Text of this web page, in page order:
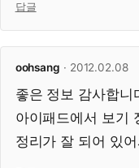
답글
oohsang · 2012.02.08
좋은 정보 감사합니
아이패드에서 보기
정리가 잘 되어 있